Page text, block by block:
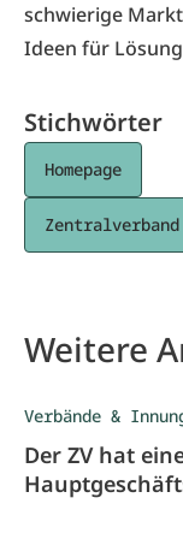
schwierige
Ideen für
Stichwörter
Homepage
Weitere
Verbände &
Der ZV hat